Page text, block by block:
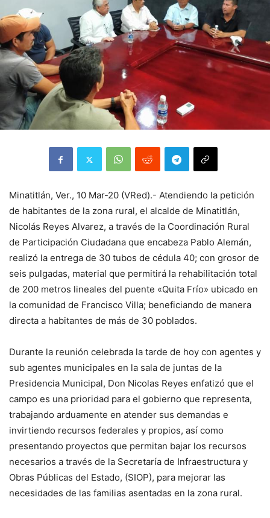
Minatitlán, Ver., 10 Mar-20 (VRed).- Atendiendo la petición
de habitantes de la zona rural, el alcalde de Minatitlán,
Nicolás Reyes Alvarez, a través de la Coordinación Rural
de Participación Ciudadana que encabeza Pablo Alemán,
realizó la entrega de 30 tubos de cédula 40; con grosor de
seis pulgadas, material que permitirá la rehabilitación total
de 200 metros lineales del puente «Quita Frío» ubicado en
la comunidad de Francisco Villa; beneficiando de manera
directa a habitantes de más de 30 poblados.
Durante la reunión celebrada la tarde de hoy con agentes y
sub agentes municipales en la sala de juntas de la
Presidencia Municipal, Don Nicolas Reyes enfatizó que el
campo es una prioridad para el gobierno que representa,
trabajando arduamente en atender sus demandas e
invirtiendo recursos federales y propios, así como
presentando proyectos que permitan bajar los recursos
necesarios a través de la Secretaría de Infraestructura y
Obras Públicas del Estado, (SIOP), para mejorar las
necesidades de las familias asentadas en la zona rural.